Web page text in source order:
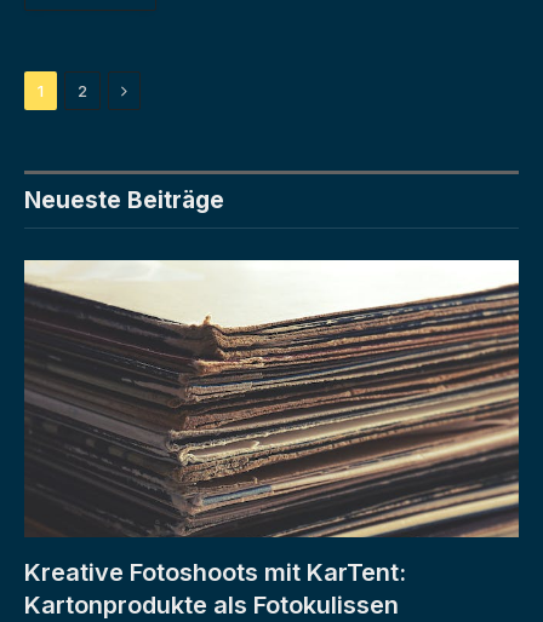
1 2 Next
Neueste Beiträge
Kreative Fotoshoots mit KarTent:
Kartonprodukte als Fotokulissen